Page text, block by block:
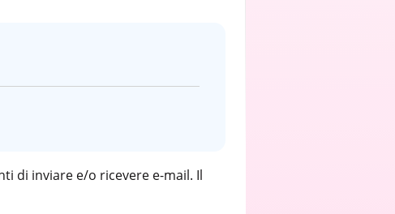
di inviare e/o ricevere e-mail. Il